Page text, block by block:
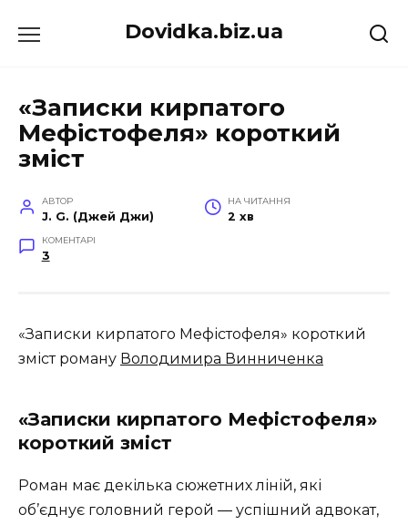
до
Dovidka.biz.ua
«Записки кирпатого
Мефістофеля» короткий
зміст
АВТОР
J. G. (Джей Джи)
НА ЧИТАННЯ
2 хв
КОМЕНТАРІ
3
«Записки кирпатого Мефістофеля» короткий
зміст роману Володимира Винниченка
«Записки кирпатого Мефістофеля»
короткий зміст
Роман має декілька сюжетних ліній, які
об’єднує головний герой ― успішний адвокат,